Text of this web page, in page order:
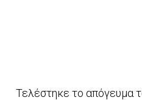
Τελέστηκε το απόγευμα